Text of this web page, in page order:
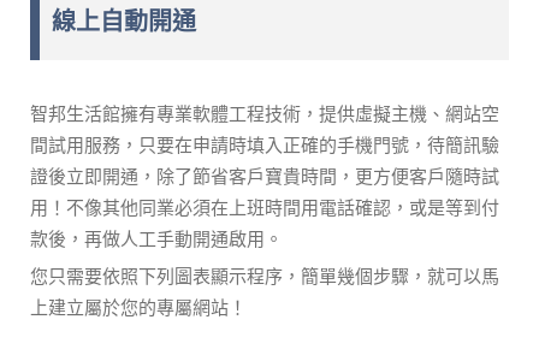
線上自動開通
智邦生活館擁有專業軟體工程技術，提供虛擬主機、網站空
間試用服務，只要在申請時填入正確的手機門號，待簡訊驗
證後立即開通，除了節省客戶寶貴時間，更方便客戶隨時試
用！不像其他同業必須在上班時間用電話確認，或是等到付
款後，再做人工手動開通啟用。
您只需要依照下列圖表顯示程序，簡單幾個步驟，就可以馬
上建立屬於您的專屬網站！